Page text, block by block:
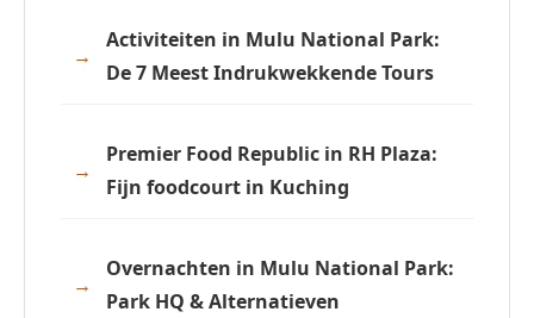
Activiteiten in Mulu National Park:
De 7 Meest Indrukwekkende Tours
Premier Food Republic in RH Plaza:
Fijn foodcourt in Kuching
Overnachten in Mulu National Park:
Park HQ & Alternatieven